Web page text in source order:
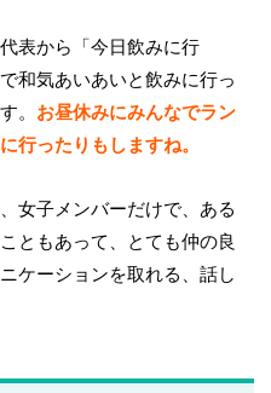
表から「今日飲みに行
和気あいあいと飲みに行っ
。 お昼休みにみんなでラン
行ったりもしますね。
女子メンバーだけで、ある
ともあって、とても仲の良
ケーションを取れる、話し